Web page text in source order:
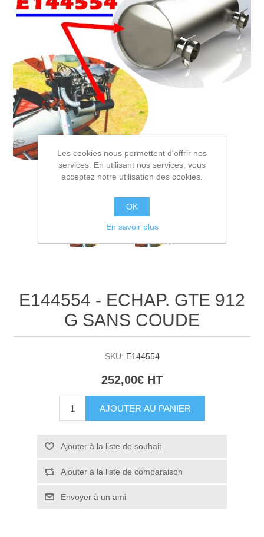
E144554 - ECHAP. GTE 912
G SANS COUDE
SKU: E144554
252,00€ HT
AJOUTER AU PANIER
Ajouter à la liste de souhait
Ajouter à la liste de comparaison
Envoyer à un ami
Les cookies nous permettent d'offrir nos
services. En utilisant nos services, vous
acceptez notre utilisation des cookies.
OK
En savoir plus